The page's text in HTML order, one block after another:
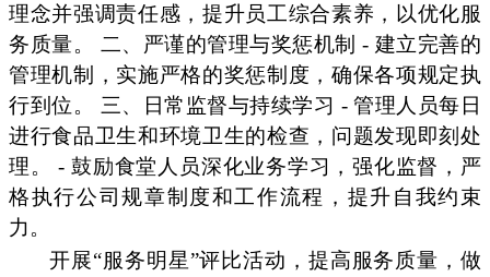
理念并强调责任感，提升员工综合素养，以优化服
务质量。 二、严谨的管理与奖惩机制 - 建立完善的
管理机制，实施严格的奖惩制度，确保各项规定执
行到位。 三、日常监督与持续学习 - 管理人员每日
进行食品卫生和环境卫生的检查，问题发现即刻处
理。 - 鼓励食堂人员深化业务学习，强化监督，严
格执行公司规章制度和工作流程，提升自我约束
力。
开展“服务明星”评比活动，提高服务质量，做